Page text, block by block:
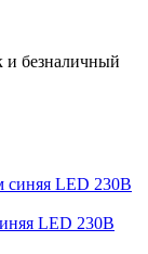
и безналичный
LED 230В